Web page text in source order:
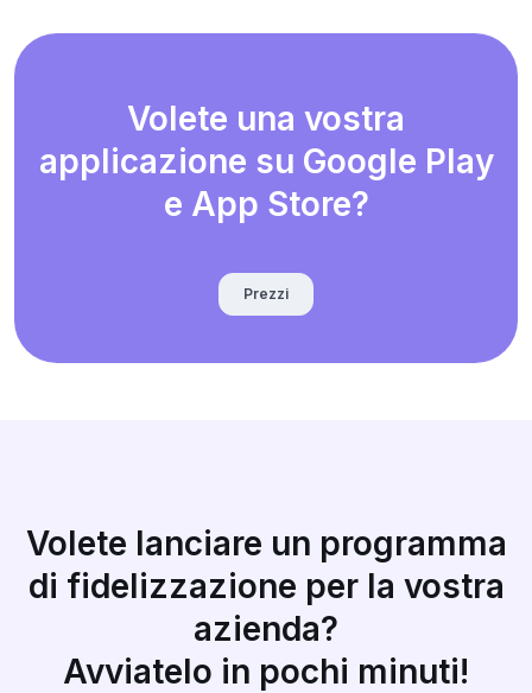
Volete una vostra
applicazione su Google Play
e App Store?
Prezzi
Volete lanciare un programma
di fidelizzazione per la vostra
azienda?
Avviatelo in pochi minuti!